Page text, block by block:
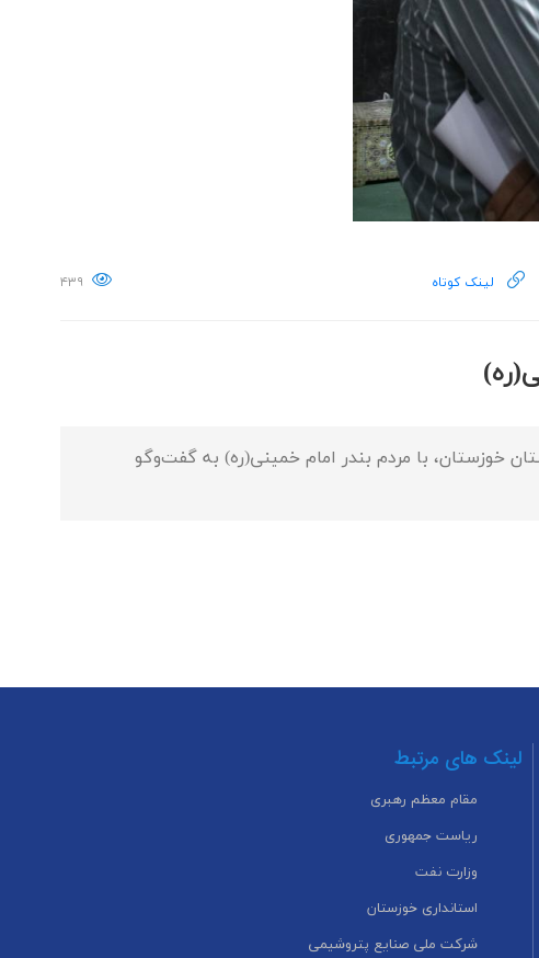
لینک کوتاه ۴۳۹
خوزستان، با مردم بندر امام خمینی(ره) به گفت‌و‌گو
لینک های مرتبط
مقام معظم رهبری
ریاست جمهوری
وزارت نفت
استانداری خوزستان
شرکت ملی صنایع پتروشیمی